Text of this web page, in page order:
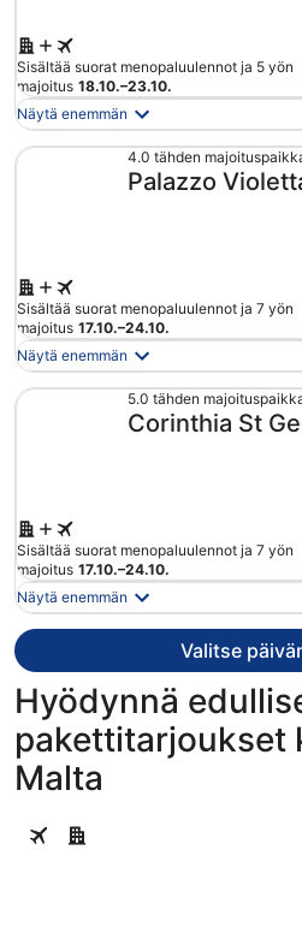
Sisältää suorat menopaluulennot ja 5 yön
majoitus 18.10.–23.10.
Näytä enemmän
4.0 tähden
Palazzo
Sisältää suorat menopaluulennot ja 7 yön
majoitus 17.10.–24.10.
Näytä enemmän
5.0 tähden
Corinthia St
Sisältää suorat menopaluulennot ja 7 yön
majoitus 17.10.–24.10.
Näytä enemmän
Valitse
Hyödynnä
pakettitarjoukset
Malta
St. Julian's